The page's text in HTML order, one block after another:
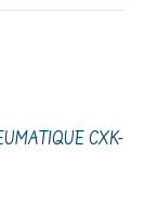
CXK-